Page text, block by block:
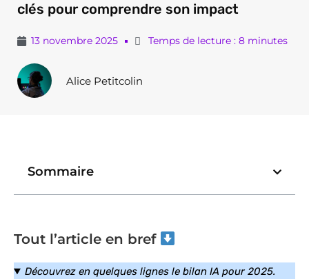
clés pour comprendre son impact
13 novembre 2025 Temps de lecture : 8 minutes
Alice Petitcolin
Sommaire
Tout l’article en bref
Découvrez en quelques lignes le bilan IA pour 2025.